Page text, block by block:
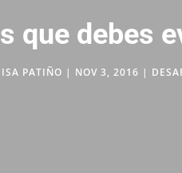
que debes
PATIÑO | NOV 3, 2016 |